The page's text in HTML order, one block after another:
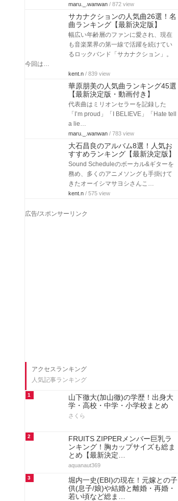
maru._.wanwan / 872 view
サカナクションの人気曲26選！名
曲ランキング【最新決定版】
幅広い年齢層のファンに愛され、現在
も音楽業界の第一線で活躍を続けてい
るロックバンド「サカナクション」。
今回は…
kent.n / 839 view
華原朋美の人気曲ランキング45選
【最新決定版・動画付き】
代表曲はミリオンセラーを記録した
「I’m proud」「I BELIEVE」「Hate tell
a lie…
maru._.wanwan / 783 view
大石昌良のアルバム8選！人気お
すすめランキング【最新決定版】
Sound Scheduleのボーカル&ギターを
務め、多くのアニメソングも手掛けて
きたオーイシマサヨシさんこ…
kent.n / 575 view
広告/スポンサーリンク
アクセスランキング
人気記事ランキング
1
山下徹大(加山徹)の学歴！出身大
学・高校・中学・小学校まとめ
さくら
2
FRUITS ZIPPERメンバー巨乳ラ
ンキング！胸カップサイズも総ま
とめ【最新決定…
aquanaut369
3
堀内一史(EBI)の現在！元嫁との子
供(息子/娘)や結婚と離婚・再婚・
若い頃など総ま…